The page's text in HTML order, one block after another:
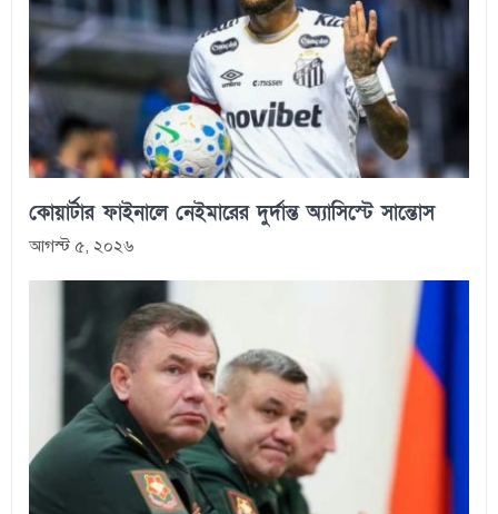
কোয়ার্টার ফাইনালে নেইমারের দুর্দান্ত অ্যাসিস্টে সান্তোস
আগস্ট ৫, ২০২৬